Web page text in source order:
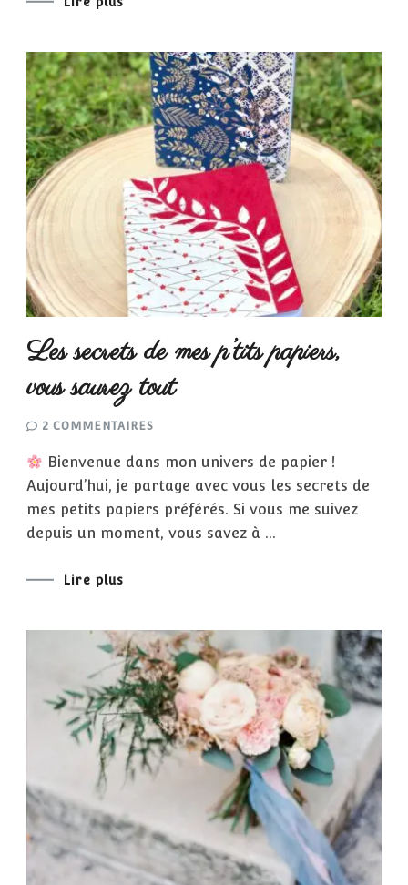
Les secrets de mes p’tits papiers,
vous saurez tout
2 COMMENTAIRES
DE
P’TITS
PAPIERS,
VOUS
SAUREZ
TOUT
Bienvenue dans mon univers de papier !
Aujourd’hui, je partage avec vous les secrets de
mes petits papiers préférés. Si vous me suivez
depuis un moment, vous savez à …
Lire plus